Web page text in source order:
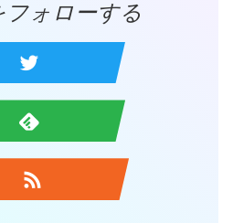
フォローする